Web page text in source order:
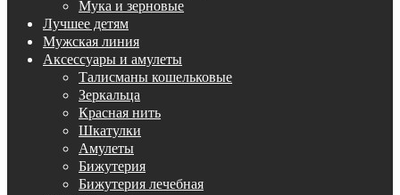
Мука и зерновые
Лучшее детям
Мужская линия
Аксессуары и амулеты
Талисманы кошельковые
Зеркальца
Красная нить
Шкатулки
Амулеты
Бижутерия
Бижутерия лечебная